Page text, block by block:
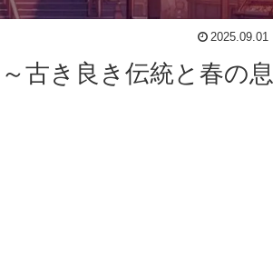
2025.09.01
古き良き伝統と春の息